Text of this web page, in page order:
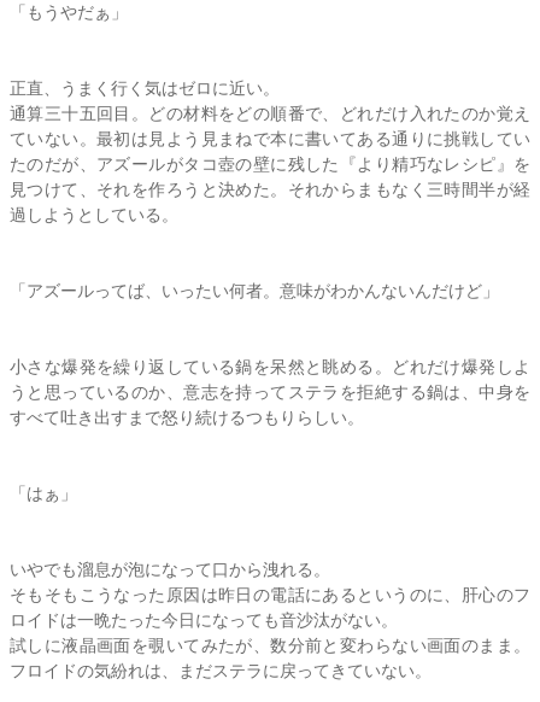
「もうやだぁ」
正直、うまく行く気はゼロに近い。
通算三十五回目。どの材料をどの順番で、どれだけ入れたのか覚え
ていない。最初は見よう見まねで本に書いてある通りに挑戦してい
たのだが、アズールがタコ壺の壁に残した『より精巧なレシピ』を
見つけて、それを作ろうと決めた。それからまもなく三時間半が経
過しようとしている。
「アズールってば、いったい何者。意味がわかんないんだけど」
小さな爆発を繰り返している鍋を呆然と眺める。どれだけ爆発しよ
うと思っているのか、意志を持って ステラ を拒絶する鍋は、中身を
すべて吐き出すまで怒り続けるつもりらしい。
「はぁ」
いやでも溜息が泡になって口から洩れる。
そもそもこうなった原因は昨日の電話にあるというのに、肝心のフ
ロイドは一晩たった今日になっても音沙汰がない。
試しに液晶画面を覗いてみたが、数分前と変わらない画面のまま。
フロイドの気紛れは、まだステラに戻ってきていない。